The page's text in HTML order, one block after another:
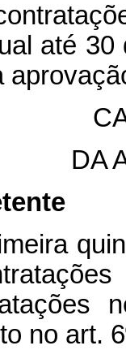
até
DA
no art.